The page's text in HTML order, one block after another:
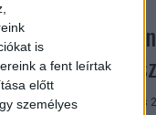
is
a fent leírtak
előtt
személyes
Shadow AI a
szerezhetik
Digital Center 2026. július